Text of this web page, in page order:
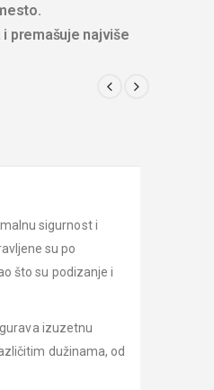
premašuje najviše
sigurnost i
su po
što su podizanje i
izuzetnu
dužinama, od